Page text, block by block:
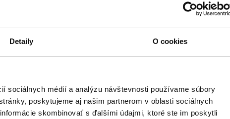
Detaily O cookies
sociálnych médií a analýzu návštevnosti používame súbory
poskytujeme aj našim partnerom v oblasti sociálnych
skombinovať s ďalšími údajmi, ktoré ste im poskytli